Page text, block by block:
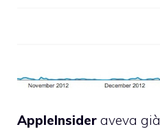
AppleInsider aveva già